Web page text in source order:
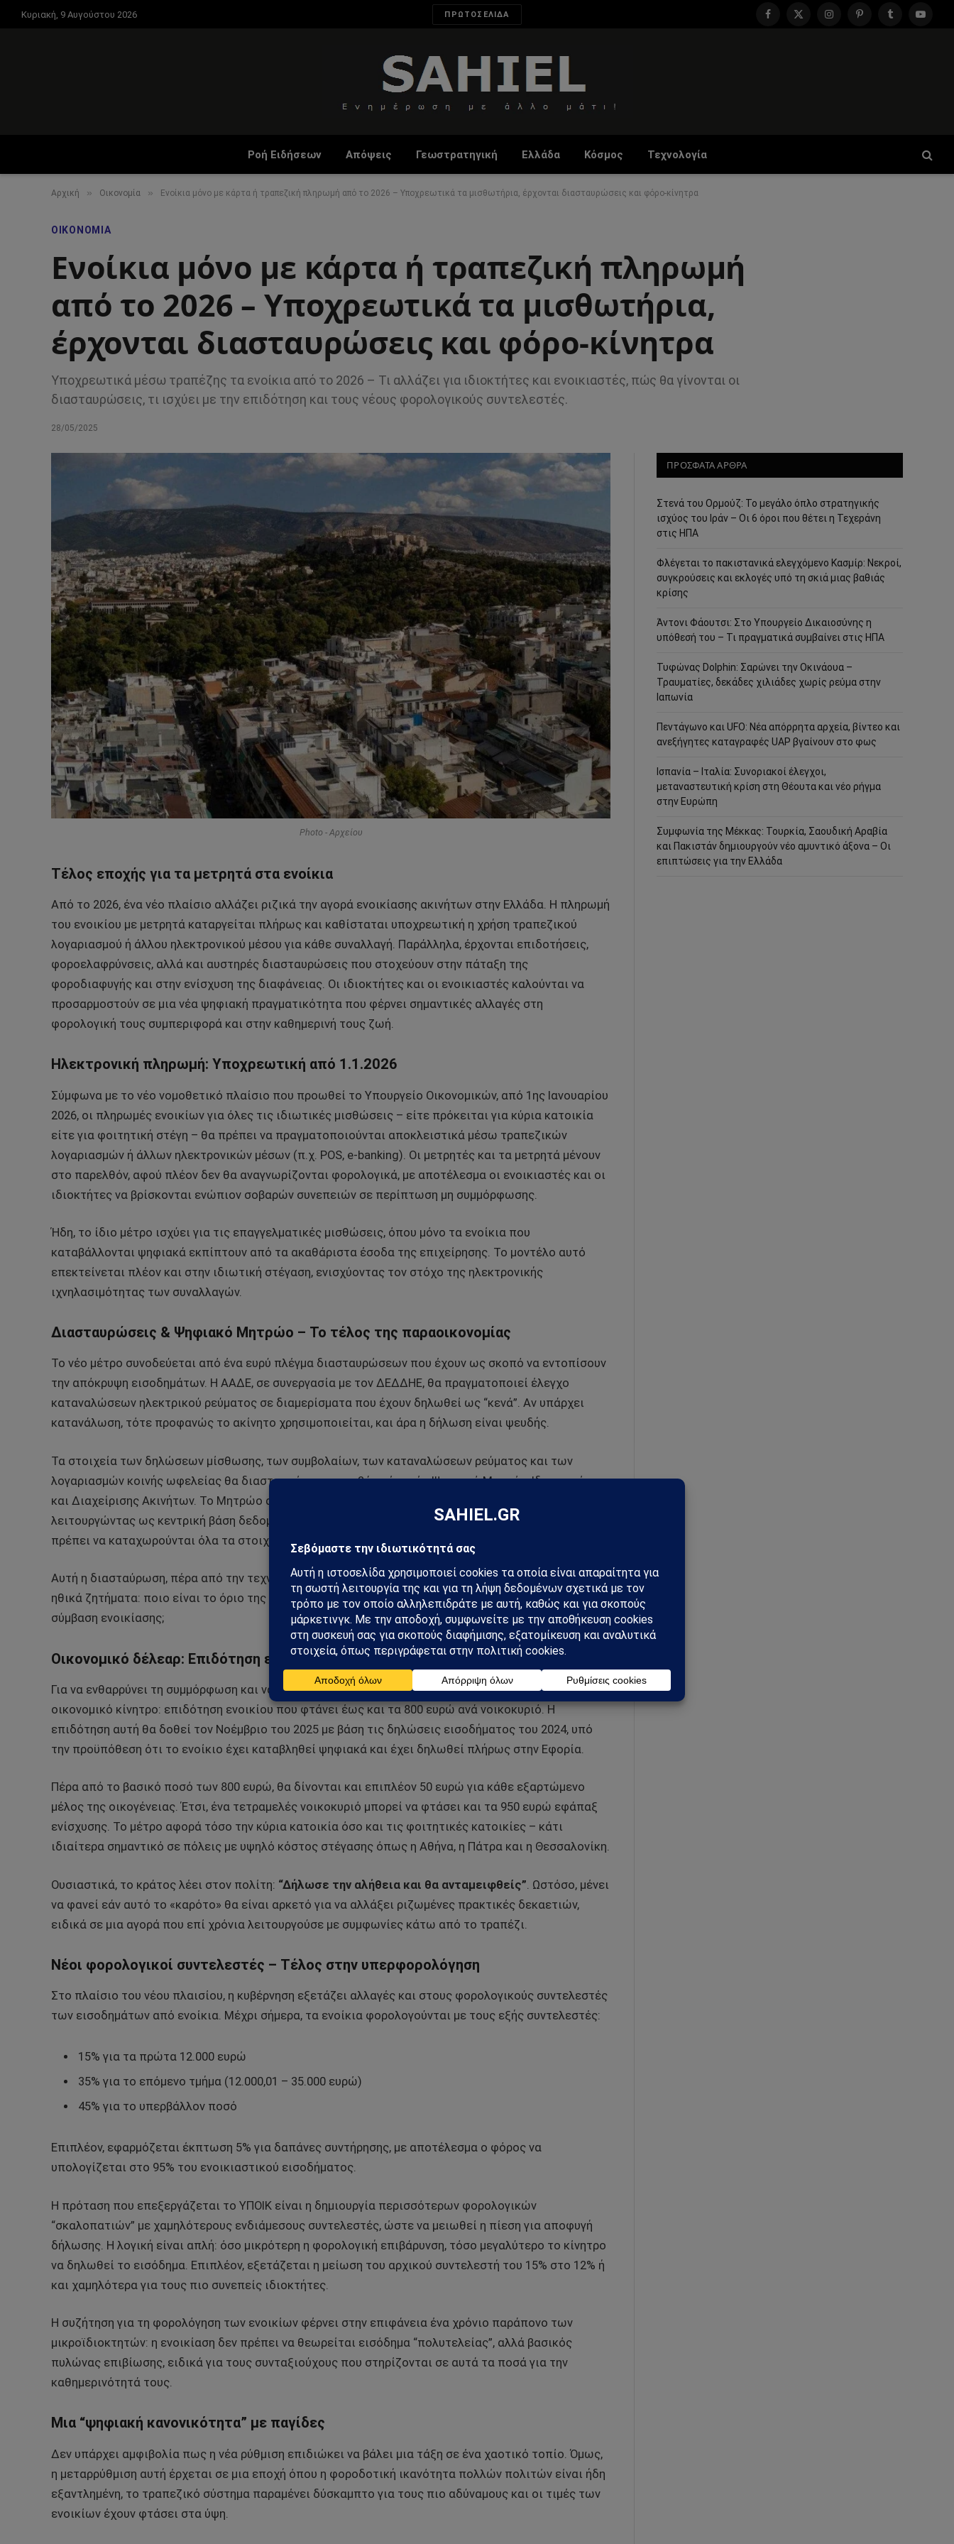
Κυριακή, 9 Αυγούστου 2026 ΠΡΩΤΟΣΕΛΙΔΑ
Facebook
X
InstagramPinterestTumblr
Ροή Ειδήσεων Απόψεις Γεωστρατηγική Ελλάδα Κόσμος Τεχνολογία
Αρχική » Οικονομία » Ενοίκια μόνο με κάρτα ή τραπεζική πληρωμή από το 2026 – Υποχρεωτικά τα μισθωτήρια, έρχονται διασταυρώσεις και φόρο-κίνητρα
ΟΙΚΟΝΟΜΊΑ
Ενοίκια μόνο με κάρτα ή τραπεζική πληρωμή
από το 2026 – Υποχρεωτικά τα μισθωτήρια,
έρχονται διασταυρώσεις και φόρο-κίνητρα
Υποχρεωτικά μέσω τραπέζης τα ενοίκια από το 2026 – Τι αλλάζει για ιδιοκτήτες και ενοικιαστές, πώς θα γίνονται οι
διασταυρώσεις, τι ισχύει με την επιδότηση και τους νέους φορολογικούς συντελεστές.
28/05/2025
Photo - Αρχείου
Τέλος εποχής για τα μετρητά στα ενοίκια
Από το 2026, ένα νέο πλαίσιο αλλάζει ριζικά την αγορά ενοικίασης ακινήτων στην Ελλάδα. Η πληρωμή
του ενοικίου με μετρητά καταργείται πλήρως και καθίσταται υποχρεωτική η χρήση τραπεζικού
λογαριασμού ή άλλου ηλεκτρονικού μέσου για κάθε συναλλαγή. Παράλληλα, έρχονται επιδοτήσεις,
φοροελαφρύνσεις, αλλά και αυστηρές διασταυρώσεις που στοχεύουν στην πάταξη της
φοροδιαφυγής και στην ενίσχυση της διαφάνειας. Οι ιδιοκτήτες και οι ενοικιαστές καλούνται να
προσαρμοστούν σε μια νέα ψηφιακή πραγματικότητα που φέρνει σημαντικές αλλαγές στη
φορολογική τους συμπεριφορά και στην καθημερινή τους ζωή.
Ηλεκτρονική πληρωμή: Υποχρεωτική από 1.1.2026
Σύμφωνα με το νέο νομοθετικό πλαίσιο που προωθεί το Υπουργείο Οικονομικών, από 1ης Ιανουαρίου
2026, οι πληρωμές ενοικίων για όλες τις ιδιωτικές μισθώσεις – είτε πρόκειται για κύρια κατοικία
είτε για φοιτητική στέγη – θα πρέπει να πραγματοποιούνται αποκλειστικά μέσω τραπεζικών
λογαριασμών ή άλλων ηλεκτρονικών μέσων (π.χ. POS, e-banking). Οι μετρητές και τα μετρητά μένουν
στο παρελθόν, αφού πλέον δεν θα αναγνωρίζονται φορολογικά, με αποτέλεσμα οι ενοικιαστές και οι
ιδιοκτήτες να βρίσκονται ενώπιον σοβαρών συνεπειών σε περίπτωση μη συμμόρφωσης.
Ήδη, το ίδιο μέτρο ισχύει για τις επαγγελματικές μισθώσεις, όπου μόνο τα ενοίκια που
καταβάλλονται ψηφιακά εκπίπτουν από τα ακαθάριστα έσοδα της επιχείρησης. Το μοντέλο αυτό
επεκτείνεται πλέον και στην ιδιωτική στέγαση, ενισχύοντας τον στόχο της ηλεκτρονικής
ιχνηλασιμότητας των συναλλαγών.
Διασταυρώσεις & Ψηφιακό Μητρώο – Το τέλος της παραοικονομίας
Το νέο μέτρο συνοδεύεται από ένα ευρύ πλέγμα διασταυρώσεων που έχουν ως σκοπό να εντοπίσουν
την απόκρυψη εισοδημάτων. Η ΑΑΔΕ, σε συνεργασία με τον ΔΕΔΔΗΕ, θα πραγματοποιεί έλεγχο
καταναλώσεων ηλεκτρικού ρεύματος σε διαμερίσματα που έχουν δηλωθεί ως “κενά”. Αν υπάρχει
κατανάλωση, τότε προφανώς το ακίνητο χρησιμοποιείται, και άρα η δήλωση είναι ψευδής.
Τα στοιχεία των δηλώσεων μίσθωσης, των συμβολαίων, των καταναλώσεων ρεύματος και των
λογαριασμών κοινής ωφελείας θα διασταυρώνονται με βάση ένα νέο Ψηφιακό Μητρώο Ιδιοκτησίας
και Διαχείρισης Ακινήτων. Το Μητρώο αυτό αναμένεται να τεθεί σε πλήρη λειτουργία μέσα στο 2025,
λειτουργώντας ως κεντρική βάση δεδομένων για κάθε ιδιοκτήτη και ακίνητο, εντός της οποίας θα
πρέπει να καταχωρούνται όλα τα στοιχεία: μισθωτήρια, δηλώσεις, κατανάλωση ενέργειας, κ.λπ.
Αυτή η διασταύρωση, πέρα από την τεχνική και οικονομική της διάσταση, φέρνει στο προσκήνιο και
ηθικά ζητήματα: ποιο είναι το όριο της κρατικής εποπτείας στην ιδιωτική ιδιοκτησία και στη
σύμβαση ενοικίασης;
Οικονομικό δέλεαρ: Επιδότηση ενοικίου 800 ευρώ + μπόνους για παιδιά
Για να ενθαρρύνει τη συμμόρφωση και να μειώσει τις αντιδράσεις, η κυβέρνηση εισάγει ένα ισχυρό
οικονομικό κίνητρο: επιδότηση ενοικίου που φτάνει έως και τα 800 ευρώ ανά νοικοκυριό. Η
επιδότηση αυτή θα δοθεί τον Νοέμβριο του 2025 με βάση τις δηλώσεις εισοδήματος του 2024, υπό
την προϋπόθεση ότι το ενοίκιο έχει καταβληθεί ψηφιακά και έχει δηλωθεί πλήρως στην Εφορία.
Πέρα από το βασικό ποσό των 800 ευρώ, θα δίνονται και επιπλέον 50 ευρώ για κάθε εξαρτώμενο
μέλος της οικογένειας. Έτσι, ένα τετραμελές νοικοκυριό μπορεί να φτάσει και τα 950 ευρώ εφάπαξ
ενίσχυσης. Το μέτρο αφορά τόσο την κύρια κατοικία όσο και τις φοιτητικές κατοικίες – κάτι
ιδιαίτερα σημαντικό σε πόλεις με υψηλό κόστος στέγασης όπως η Αθήνα, η Πάτρα και η Θεσσαλονίκη.
Ουσιαστικά, το κράτος λέει στον πολίτη: “Δήλωσε την αλήθεια και θα ανταμειφθείς” . Ωστόσο, μένει
να φανεί εάν αυτό το «καρότο» θα είναι αρκετό για να αλλάξει ριζωμένες πρακτικές δεκαετιών,
ειδικά σε μια αγορά που επί χρόνια λειτουργούσε με συμφωνίες κάτω από το τραπέζι.
Νέοι φορολογικοί συντελεστές – Τέλος στην υπερφορολόγηση
Στο πλαίσιο του νέου πλαισίου, η κυβέρνηση εξετάζει αλλαγές και στους φορολογικούς συντελεστές
των εισοδημάτων από ενοίκια. Μέχρι σήμερα, τα ενοίκια φορολογούνται με τους εξής συντελεστές:
15% για τα πρώτα 12.000 ευρώ
35% για το επόμενο τμήμα (12.000,01 – 35.000 ευρώ)
45% για το υπερβάλλον ποσό
Επιπλέον, εφαρμόζεται έκπτωση 5% για δαπάνες συντήρησης, με αποτέλεσμα ο φόρος να
υπολογίζεται στο 95% του ενοικιαστικού εισοδήματος.
Η πρόταση που επεξεργάζεται το ΥΠΟΙΚ είναι η δημιουργία περισσότερων φορολογικών
“σκαλοπατιών” με χαμηλότερους ενδιάμεσους συντελεστές, ώστε να μειωθεί η πίεση για αποφυγή
δήλωσης. Η λογική είναι απλή: όσο μικρότερη η φορολογική επιβάρυνση, τόσο μεγαλύτερο το κίνητρο
να δηλωθεί το εισόδημα. Επιπλέον, εξετάζεται η μείωση του αρχικού συντελεστή του 15% στο 12% ή
και χαμηλότερα για τους πιο συνεπείς ιδιοκτήτες.
Η συζήτηση για τη φορολόγηση των ενοικίων φέρνει στην επιφάνεια ένα χρόνιο παράπονο των
μικροϊδιοκτητών: η ενοικίαση δεν πρέπει να θεωρείται εισόδημα “πολυτελείας”, αλλά βασικός
πυλώνας επιβίωσης, ειδικά για τους συνταξιούχους που στηρίζονται σε αυτά τα ποσά για την
καθημερινότητά τους.
Μια “ψηφιακή κανονικότητα” με παγίδες
Δεν υπάρχει αμφιβολία πως η νέα ρύθμιση επιδιώκει να βάλει μια τάξη σε ένα χαοτικό τοπίο. Όμως,
η μεταρρύθμιση αυτή έρχεται σε μια εποχή όπου η φοροδοτική ικανότητα πολλών πολιτών είναι ήδη
εξαντλημένη, το τραπεζικό σύστημα παραμένει δύσκαμπτο για τους πιο αδύναμους και οι τιμές των
ενοικίων έχουν φτάσει στα ύψη.
ΠΡΟΣΦΑΤΑ ΑΡΘΡΑ
Στενά του Ορμούζ: Το μεγάλο όπλο στρατηγικής
ισχύος του Ιράν – Οι 6 όροι που θέτει η Τεχεράνη
στις ΗΠΑ
Φλέγεται το πακιστανικά ελεγχόμενο Κασμίρ: Νεκροί,
συγκρούσεις και εκλογές υπό τη σκιά μιας βαθιάς
κρίσης
Άντονι Φάουτσι: Στο Υπουργείο Δικαιοσύνης η
υπόθεσή του – Τι πραγματικά συμβαίνει στις ΗΠΑ
Τυφώνας Dolphin: Σαρώνει την Οκινάουα –
Τραυματίες, δεκάδες χιλιάδες χωρίς ρεύμα στην
Ιαπωνία
Πεντάγωνο και UFO: Νέα απόρρητα αρχεία, βίντεο και
ανεξήγητες καταγραφές UAP βγαίνουν στο φως
Ισπανία – Ιταλία: Συνοριακοί έλεγχοι,
μεταναστευτική κρίση στη Θέουτα και νέο ρήγμα
στην Ευρώπη
Συμφωνία της Μέκκας: Τουρκία, Σαουδική Αραβία
και Πακιστάν δημιουργούν νέο αμυντικό άξονα – Οι
επιπτώσεις για την Ελλάδα